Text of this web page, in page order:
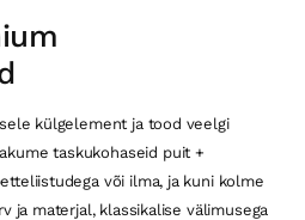
külgelement ja tood veelgi
taskukohaseid puit +
või ilma, ja kuni kolme
ja materjal, klassikalise välimusega